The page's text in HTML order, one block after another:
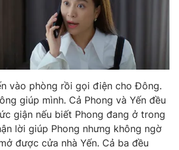
vào phòng rồi gọi điện cho Đông.
giúp mình. Cả Phong và Yến đều
giận nếu biết Phong đang ở trong
lời giúp Phong nhưng không ngờ
được cửa nhà Yến. Cả ba đều